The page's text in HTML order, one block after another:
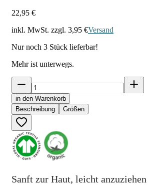
22,95 €
inkl. MwSt. zzgl. 3,95 €Versand
Nur noch 3 Stück lieferbar!
Mehr ist unterwegs.
in den Warenkorb
Beschreibung
Größen
Sanft zur Haut, leicht anzuziehen